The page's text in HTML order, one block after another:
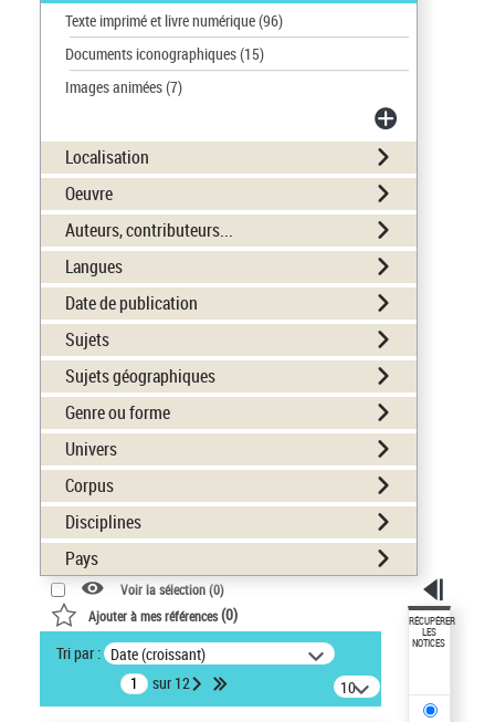
Texte imprimé et livre numérique(96)
Documents iconographiques(15)
Images animées(7)
Localisation
Oeuvre
Auteurs, contributeurs...
Langues
Date de publication
Sujets
Sujets géographiques
Genre ou forme
Univers
Corpus
Disciplines
Pays
Voir la sélection (0)
Ajouter à mes références(0)
Tri par : Date (croissant)
sur 12
10
résultats/page
RÉCUPÉRER
LES
NOTICES